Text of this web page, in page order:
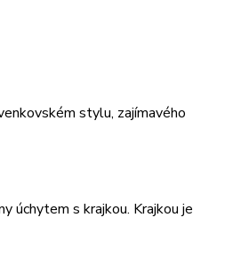
stylu, zajímavého
úchytem s krajkou. Krajkou je